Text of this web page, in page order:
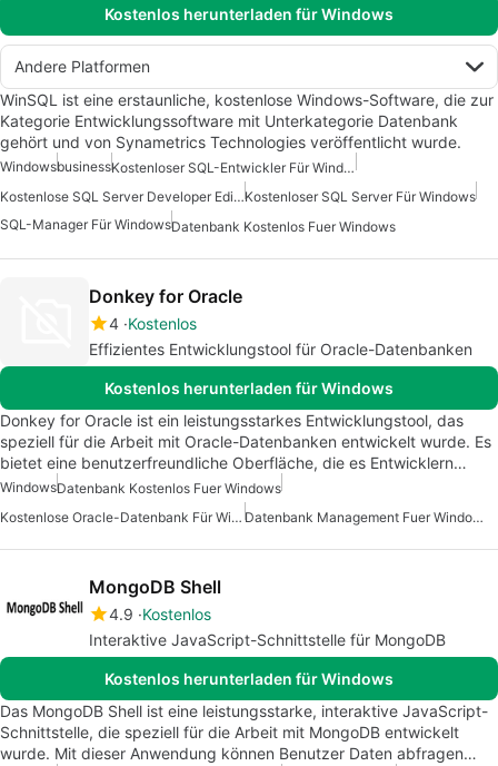
Kostenlos herunterladen für Windows
Andere Platformen
WinSQL ist eine erstaunliche, kostenlose Windows-Software, die zur
Kategorie Entwicklungssoftware mit Unterkategorie Datenbank
gehört und von Synametrics Technologies veröffentlicht wurde.
Windowsbusiness
Kostenloser SQL-Entwickler Für Windows
Kostenlose SQL Server Developer Edition Für WindowsKostenloser SQL Server Für Windows
SQL-Manager Für WindowsDatenbank Kostenlos Fuer Windows
Donkey for Oracle
4 Kostenlos
Effizientes Entwicklungstool für Oracle-Datenbanken
Kostenlos herunterladen für Windows
Donkey for Oracle ist ein leistungsstarkes Entwicklungstool, das
speziell für die Arbeit mit Oracle-Datenbanken entwickelt wurde. Es
bietet eine benutzerfreundliche Oberfläche, die es Entwicklern…
WindowsDatenbank Kostenlos Fuer Windows
Kostenlose Oracle-Datenbank Für Windows
Datenbank Management Fuer Windows
MongoDB Shell
4.9 Kostenlos
Interaktive JavaScript-Schnittstelle für MongoDB
Kostenlos herunterladen für Windows
Das MongoDB Shell ist eine leistungsstarke, interaktive JavaScript-
Schnittstelle, die speziell für die Arbeit mit MongoDB entwickelt
wurde. Mit dieser Anwendung können Benutzer Daten abfragen…